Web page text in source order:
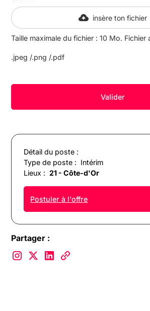
Détail du poste :
Type de poste : Intérim
Lieux : 21 - Côte-d'Or
Postuler à l'offre
Partager :
insère ton fichier
Taille maximale du fichier : 10 Mo. Fichier
.jpeg /.png /.pdf